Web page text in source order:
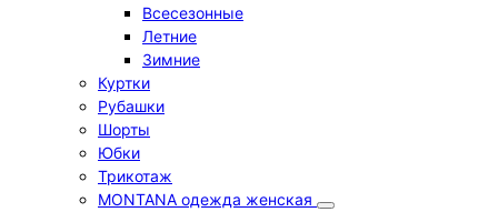
Всесезонные
Летние
Зимние
Куртки
Рубашки
Шорты
Юбки
Трикотаж
MONTANA одежда женская